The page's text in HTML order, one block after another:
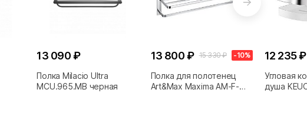
13 090 ₽
Полка Milacio Ultra
MCU.965.MB черная
13 800 ₽ 15 330 ₽ -10%
Полка для полотенец
Art&Max Maxima AM-F-
12 235 ₽
Угловая
душа